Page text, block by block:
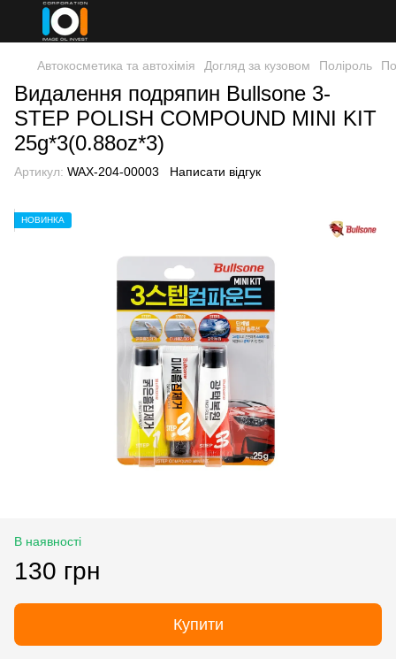
Автокосметика та автохімія Догляд за кузовом Поліроль
Видалення подряпин Bullsone 3-
STEP POLISH COMPOUND MINI KIT
25g*3(0.88oz*3)
Артикул: WAX-204-00003 Написати відгук
НОВИНКА
В наявності
130 грн
Купити